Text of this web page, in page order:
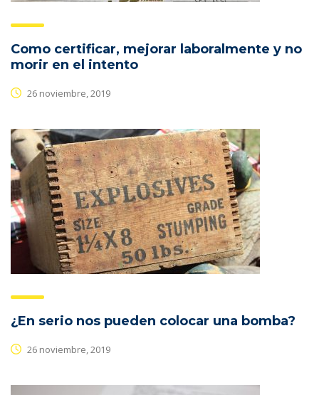
Como certificar, mejorar laboralmente y no
morir en el intento
26 noviembre, 2019
¿En serio nos pueden colocar una bomba?
26 noviembre, 2019